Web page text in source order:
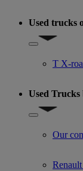
Used trucks
Show
T X-
Used
Show
Our